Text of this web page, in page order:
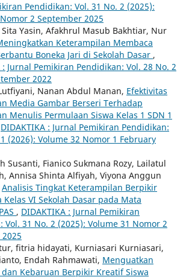
Pendidikan: Vol. 31 No. 2 (2025):
2 September 2025
Yasin, Afakhrul Masub Bakhtiar, Nur
Keterampilan Membaca
Boneka Jari di Sekolah Dasar ,
: Jurnal Pemikiran Pendidikan: Vol. 28 No. 2
2022
Nanan Abdul Manan, Efektivitas
Media Gambar Berseri Terhadap
Menulis Permulaan Siswa Kelas 1 SDN 1
DIDAKTIKA : Jurnal Pemikiran Pendidikan:
(2026): Volume 32 Nomor 1 February
Susanti, Fianico Sukmana Rozy, Lailatul
Annisa Shinta Alfiyah, Viyona Anggun
Analisis Tingkat Keterampilan Berpikir
Kelas VI Sekolah Dasar pada Mata
, DIDAKTIKA : Jurnal Pemikiran
Vol. 31 No. 2 (2025): Volume 31 Nomor 2
fitria hidayati, Kurniasari Kurniasari,
Endah Rahmawati, Menguatkan
Kebaruan Berpikir Kreatif Siswa